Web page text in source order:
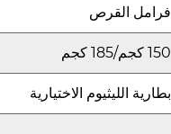
فرامل القرص
150 كجم/185 كجم
بطارية الليثيوم الاختيارية